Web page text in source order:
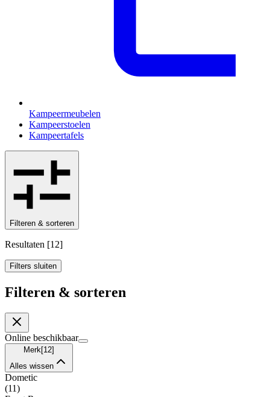
Kampeermeubelen
Kampeerstoelen
Kampeertafels
Filteren & sorteren
Resultaten [12]
Filters sluiten
Filteren & sorteren
Online beschikbaar
Merk [12]
Alles wissen
Dometic
(11)